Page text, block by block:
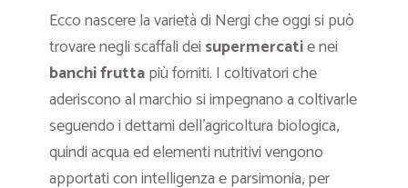
Ecco nascere la varietà di Nergi che oggi si può
trovare negli scaffali dei supermercatie nei
banchi fruttapiù forniti. I coltivatori che
aderiscono al marchio si impegnano a coltivarle
seguendo i dettami dell’agricoltura biologica,
quindi acqua ed elementi nutritivi vengono
apportati con intelligenza e parsimonia, per